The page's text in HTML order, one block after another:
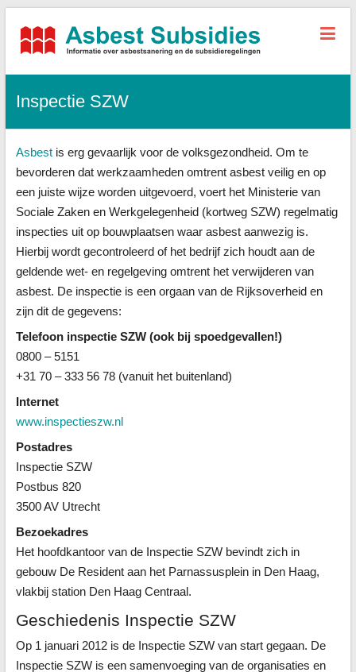
Asbest-
Alle
sanering
+
Inspectie SZW
Asbestis erg gevaarlijk voor de volksgezondheid. Om te
bevorderen dat werkzaamheden omtrent asbest veilig en op
een juiste wijze worden uitgevoerd, voert het Ministerie van
Sociale Zaken en Werkgelegenheid (kortweg SZW) regelmatig
inspecties uit op bouwplaatsen waar asbest aanwezig is.
Hierbij wordt gecontroleerd of het bedrijf zich houdt aan de
geldende wet- en regelgeving omtrent het verwijderen van
asbest. De inspectie is een orgaan van de Rijksoverheid en
zijn dit de gegevens:
Telefoon inspectie SZW (ook bij spoedgevallen!)
0800 – 5151
+31 70 – 333 56 78 (vanuit het buitenland)
Internet
www.inspectieszw.nl
Postadres
Inspectie SZW
Postbus 820
3500 AV Utrecht
Bezoekadres
Het hoofdkantoor van de Inspectie SZW bevindt zich in
gebouw De Resident aan het Parnassusplein in Den Haag,
vlakbij station Den Haag Centraal.
Geschiedenis Inspectie SZW
Op 1 januari 2012 is de Inspectie SZW van start gegaan. De
Inspectie SZW is een samenvoeging van de organisaties en